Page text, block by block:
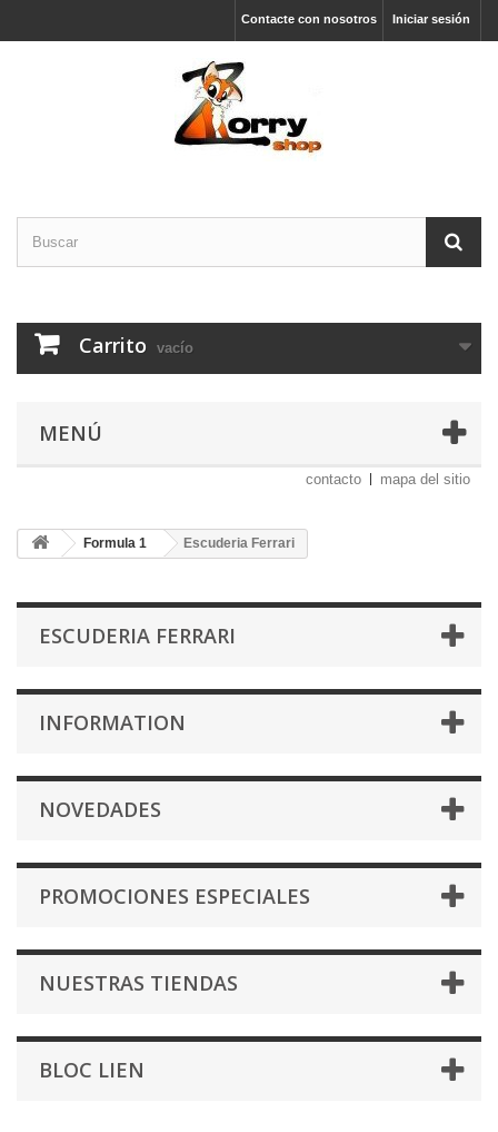
Iniciar sesión
Contacte con nosotros
Carrito vacío
MENÚ
contacto mapa del sitio
Formula 1 Escuderia Ferrari
ESCUDERIA FERRARI
INFORMATION
NOVEDADES
PROMOCIONES ESPECIALES
NUESTRAS TIENDAS
BLOC LIEN